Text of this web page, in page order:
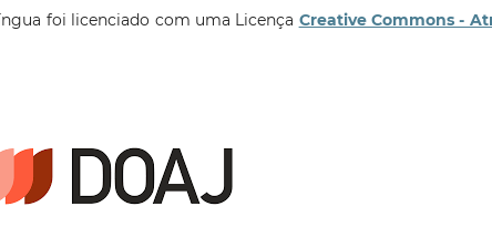
foi licenciado com uma Licença Creative Commons -